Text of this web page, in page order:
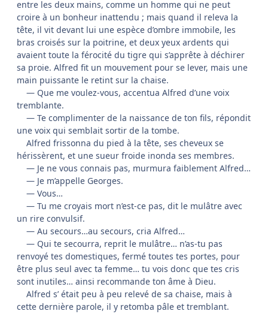
entre les deux mains, comme un homme qui ne peut
croire à un bonheur inattendu ; mais quand il releva la
tête, il vit devant lui une espèce d’ombre immobile, les
bras croisés sur la poitrine, et deux yeux ardents qui
avaient toute la férocité du tigre qui s’apprête à déchirer
sa proie. Alfred fit un mouvement pour se lever, mais une
main puissante le retint sur la chaise.
— Que me voulez-vous, accentua Alfred d’une voix
tremblante.
— Te complimenter de la naissance de ton fils, répondit
une voix qui semblait sortir de la tombe.
Alfred frissonna du pied à la tête, ses cheveux se
hérissèrent, et une sueur froide inonda ses membres.
— Je ne vous connais pas, murmura faiblement Alfred…
— Je m’appelle Georges.
— Vous…
— Tu me croyais mort n’est-ce pas, dit le mulâtre avec
un rire convulsif.
— Au secours…au secours, cria Alfred…
— Qui te secourra, reprit le mulâtre… n’as-tu pas
renvoyé tes domestiques, fermé toutes tes portes, pour
être plus seul avec ta femme… tu vois donc que tes cris
sont inutiles… ainsi recommande ton âme à Dieu.
Alfred s’ était peu à peu relevé de sa chaise, mais à
cette dernière parole, il y retomba pâle et tremblant.